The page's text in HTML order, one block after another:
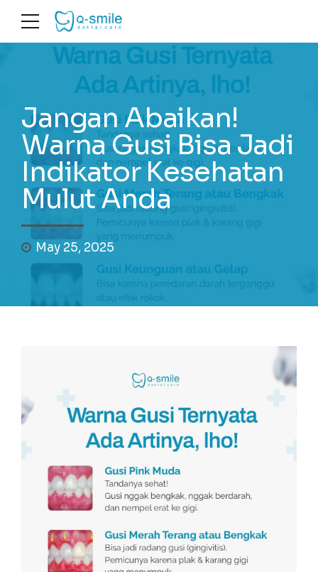
Jangan Abaikan!
Warna Gusi Bisa Jadi
Indikator Kesehatan
Mulut Anda
May 25, 2025